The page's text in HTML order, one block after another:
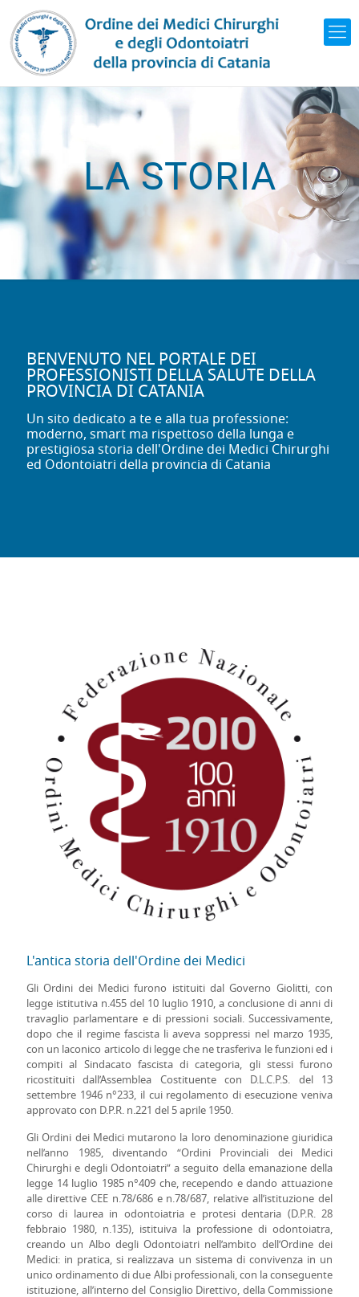
LA STORIA
BENVENUTO NEL PORTALE DEI
PROFESSIONISTI DELLA SALUTE DELLA
PROVINCIA DI CATANIA
Un sito dedicato a te e alla tua professione:
moderno, smart ma rispettoso della lunga e
prestigiosa storia dell'Ordine dei Medici Chirurghi
ed Odontoiatri della provincia di Catania
L'antica storia dell'Ordine dei Medici
Gli Ordini dei Medici furono istituiti dal Governo Giolitti, con
legge istitutiva n.455 del 10 luglio 1910, a conclusione di anni di
travaglio parlamentare e di pressioni sociali. Successivamente,
dopo che il regime fascista li aveva soppressi nel marzo 1935,
con un laconico articolo di legge che ne trasferiva le funzioni ed i
compiti al Sindacato fascista di categoria, gli stessi furono
ricostituiti dall’Assemblea Costituente con D.L.C.P.S. del 13
settembre 1946 n°233, il cui regolamento di esecuzione veniva
approvato con D.P.R. n.221 del 5 aprile 1950.
Gli Ordini dei Medici mutarono la loro denominazione giuridica
nell’anno 1985, diventando “Ordini Provinciali dei Medici
Chirurghi e degli Odontoiatri” a seguito della emanazione della
legge 14 luglio 1985 n°409 che, recependo e dando attuazione
alle direttive CEE n.78/686 e n.78/687, relative all’istituzione del
corso di laurea in odontoiatria e protesi dentaria (D.P.R. 28
febbraio 1980, n.135), istituiva la professione di odontoiatra,
creando un Albo degli Odontoiatri nell’ambito dell’Ordine dei
Medici: in pratica, si realizzava un sistema di convivenza in un
unico ordinamento di due Albi professionali, con la conseguente
istituzione, all’interno del Consiglio Direttivo, della Commissione